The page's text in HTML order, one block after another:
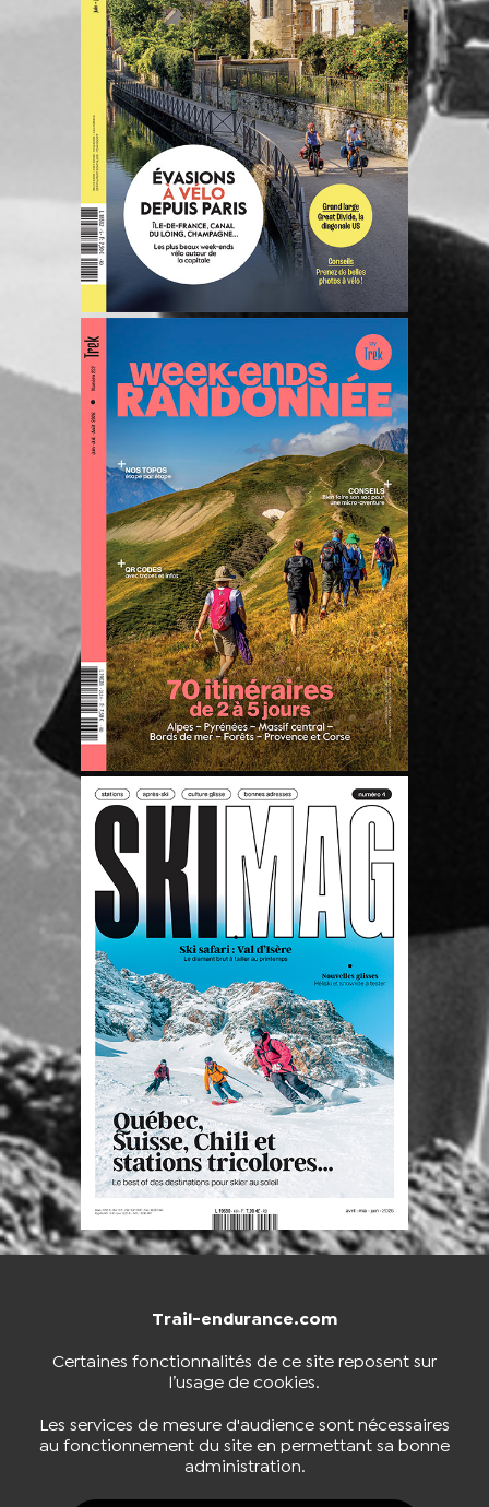
Trail-endurance.com
Certaines fonctionnalités de ce site reposent sur
l’usage de cookies.
Les services de mesure d'audience sont nécessaires
au fonctionnement du site en permettant sa bonne
administration.
NOUS CONTACTER BOUTIQUE
NOUS SUIVRE